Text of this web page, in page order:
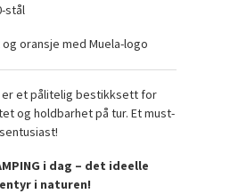
stål
oransje med Muela-logo
er et pålitelig bestikksett for
og holdbarhet på tur. Et must-
i dag – det ideelle
i naturen!